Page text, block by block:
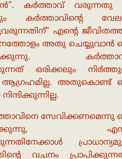
കർത്താവ് വരുന്നതു
കർത്താവിൻ്റെ
എൻ്റെ
അതു ചെയ്യുവാൻ
ഒരിക്കലും
ആഗ്രഹമില്ല. അതുകൊണ്ട്
സേവിക്കണമെന്നു
വചനം